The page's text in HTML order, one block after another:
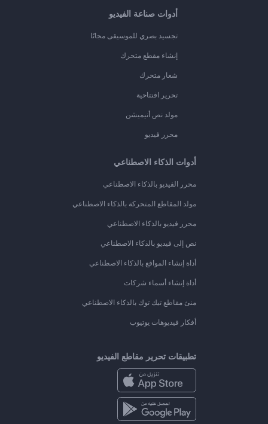
أدوات صناعة الفيديو
تجسيد بصري للموسيقى مجانًا
إنشاء مقطع متحرك
شعار متحرك
تحرير افتتاحية
مولد نص أنيميشن
محرر فيديو
أدوات الذكاء الاصطناعي
محرر الفيديو بالذكاء الاصطناعي
مولد المقاطع المتحركة بالذكاء الاصطناعي
محرر فيديو بالذكاء الاصطناعي
نص إلى فيديو بالذكاء الاصطناعي
أداة إنشاء المواقع بالذكاء الاصطناعي
أداة إنشاء أسماء شركات
منئ مقاطع تيك توك بالذكاء الاصطناعي
أفكار فيديوهات يوتيوب
تطبيقات تحرير مقاطع الفيديو